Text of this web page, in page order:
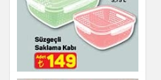
Metal Çerezlik ve
Sunumluk Tepsi
Mutfak Ürünleri